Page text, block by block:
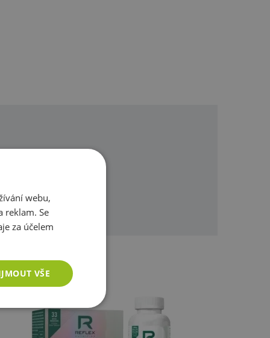
webu,
reklam. Se
za účelem
VŠE